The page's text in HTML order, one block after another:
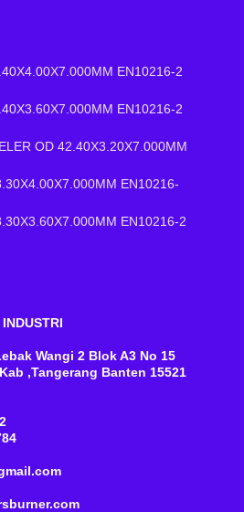
EN10216-2
EN10216-2
OD 42.40X3.20X7.000MM
EN10216-
EN10216-2
Wangi 2 Blok A3 No 15
,Tangerang Banten 15521